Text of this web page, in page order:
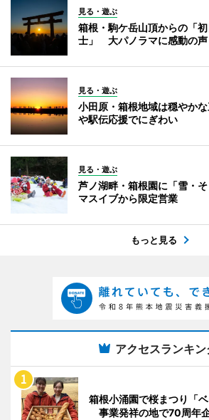
見る・遊ぶ
箱根・駒ケ岳山頂からの「
士」 大パノラマに感動の声
見る・遊ぶ
小田原・箱根地域は穏やか
や駅伝応援でにぎわい
見る・遊ぶ
芦ノ湖畔・箱根園に「雪・
マスイブから限定営業
もっと見る
アクセスランキン
箱根小涌園で桜まつり「ベ
事業発祥の地で70周年